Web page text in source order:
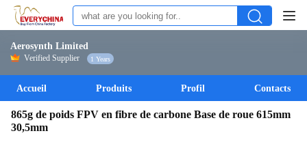
Aerosynth Limited
Verified Supplier 1 Years
Accueil Produits Profil Contacts
865g de poids FPV en fibre de carbone Base de roue 615mm
30,5mm